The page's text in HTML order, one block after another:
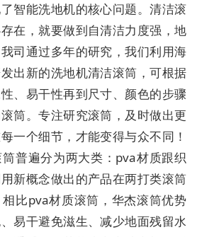
智能洗地机的核心问题。清洁滚
在，就要做到自清洁力度强，地
司通过多年的研究，我们利用海
出新的洗地机清洁滚筒，可根据
、易干性再到尺寸、颜色的步骤
筒。专注研究滚筒，及时做出更
一个细节，才能变得与众不同！
普遍分为两大类：pva材质跟织
新概念做出的产品在两打类滚筒
比pva材质滚筒，华杰滚筒优势
易干避免滋生、减少地面残留水